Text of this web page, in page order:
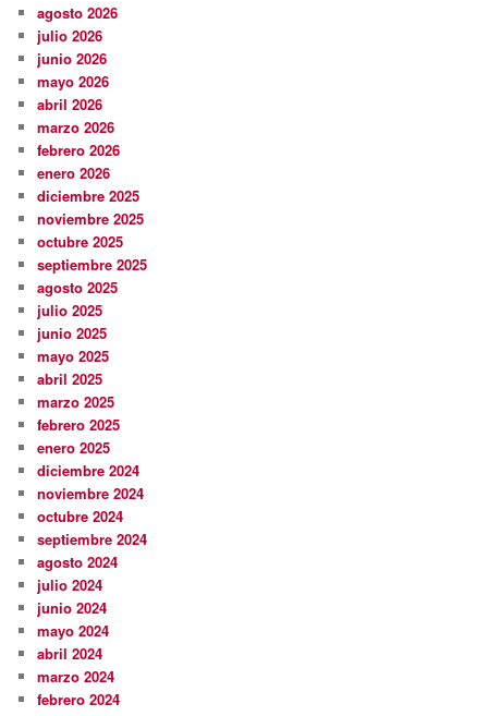
agosto 2026
julio 2026
junio 2026
mayo 2026
abril 2026
marzo 2026
febrero 2026
enero 2026
diciembre 2025
noviembre 2025
octubre 2025
septiembre 2025
agosto 2025
julio 2025
junio 2025
mayo 2025
abril 2025
marzo 2025
febrero 2025
enero 2025
diciembre 2024
noviembre 2024
octubre 2024
septiembre 2024
agosto 2024
julio 2024
junio 2024
mayo 2024
abril 2024
marzo 2024
febrero 2024